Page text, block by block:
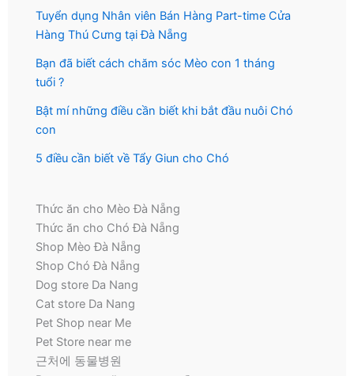
Tuyển dụng Nhân viên Bán Hàng Part-time Cửa
Hàng Thú Cưng tại Đà Nẵng
Bạn đã biết cách chăm sóc Mèo con 1 tháng
tuổi ?
Bật mí những điều cần biết khi bắt đầu nuôi Chó
con
5 điều cần biết về Tẩy Giun cho Chó
Thức ăn cho Mèo Đà Nẵng
Thức ăn cho Chó Đà Nẵng
Shop Mèo Đà Nẵng
Shop Chó Đà Nẵng
Dog store Da Nang
Cat store Da Nang
Pet Shop near Me
Pet Store near me
근처에 동물병원